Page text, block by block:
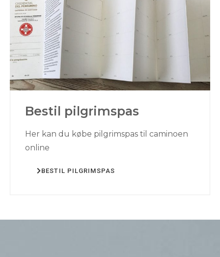
Bestil pilgrimspas
Her kan du købe pilgrimspas til caminoen
online
BESTIL PILGRIMSPAS